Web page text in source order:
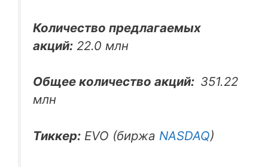
Количество предлагаемых
акций: 22.0 млн
Общее количество акций: 351.22
млн
Тиккер: EVO (биржа NASDAQ)